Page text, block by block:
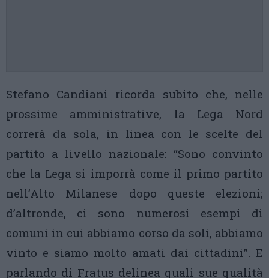
Stefano Candiani ricorda subito che, nelle
prossime amministrative, la Lega Nord
correrà da sola, in linea con le scelte del
partito a livello nazionale: “Sono convinto
che la Lega si imporrà come il primo partito
nell’Alto Milanese dopo queste elezioni;
d’altronde, ci sono numerosi esempi di
comuni in cui abbiamo corso da soli, abbiamo
vinto e siamo molto amati dai cittadini”. E
parlando di Fratus delinea quali sue qualità